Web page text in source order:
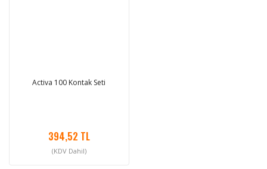
Activa 100 Kontak Seti
394,52 TL
(KDV Dahil)